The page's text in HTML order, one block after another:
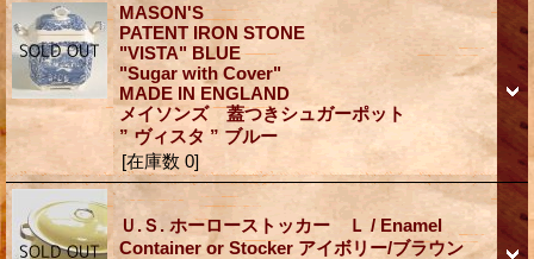
MASON'S
PATENT IRON STONE
"VISTA" BLUE
"Sugar with Cover"
MADE IN ENGLAND
メイソンズ 蓋つきシュガーポット
” ヴィスタ ” ブルー
[在庫数 0]
Ｕ.Ｓ. ホーローストッカー Ｌ / Enamel
Container or Stocker アイボリー/ブラウン